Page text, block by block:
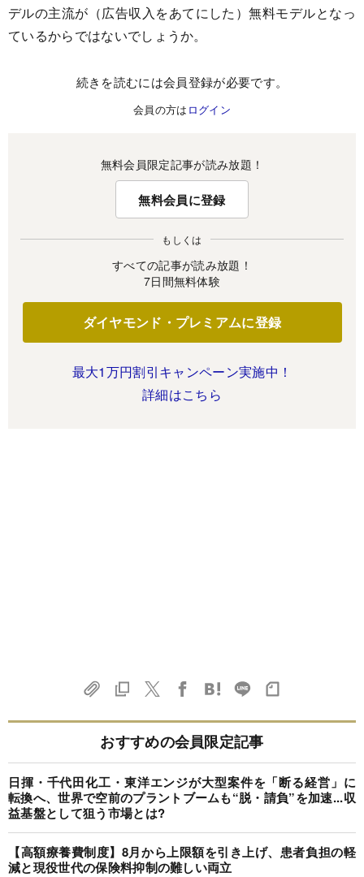
デルの主流が（広告収入をあてにした）無料モデルとなっ
ているからではないでしょうか。
続きを読むには会員登録が必要です。
会員の方は ログイン
無料会員限定記事が読み放題！
無料会員に登録
もしくは
すべての記事が読み放題！
7日間無料体験
ダイヤモンド・プレミアムに登録
最大1万円割引キャンペーン実施中！
詳細はこちら
おすすめの会員限定記事
日揮・千代田化工・東洋エンジが大型案件を「断る経営」に
転換へ、世界で空前のプラントブームも“脱・請負”を加速...収
益基盤として狙う市場とは?
【高額療養費制度】8月から上限額を引き上げ、患者負担の軽
減と現役世代の保険料抑制の難しい両立